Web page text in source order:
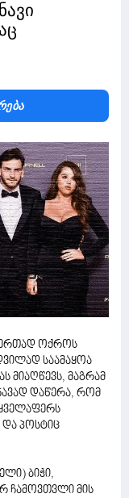
ერთად ოქროს
საამაყოა
მიაღწევს, მაგრამ
დაწერა, რომ
პოსტიც
ბიჭი,
ჩამოვთვლი მის